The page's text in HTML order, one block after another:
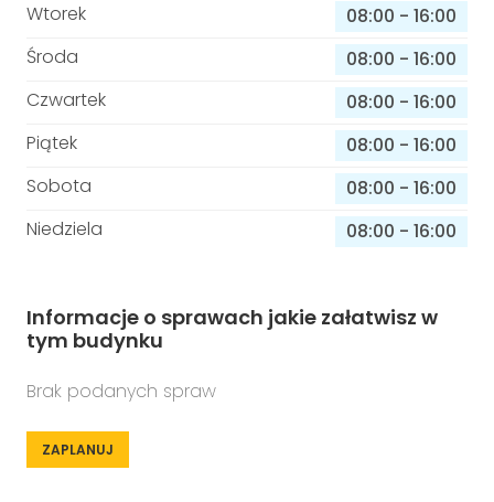
Wtorek
08:00 - 16:00
Środa
08:00 - 16:00
Czwartek
08:00 - 16:00
Piątek
08:00 - 16:00
Sobota
08:00 - 16:00
Niedziela
08:00 - 16:00
Informacje o sprawach jakie załatwisz w
tym budynku
Brak podanych spraw
ZAPLANUJ